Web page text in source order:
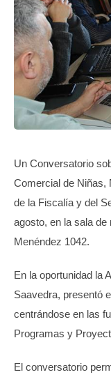
Un Conversatorio
Comercial de Niñas,
de la Fiscalía y del
agosto, en la sala
Menéndez 1042.
En la oportunidad la
Saavedra, presentó
centrándose en las
Programas y
El conversatorio